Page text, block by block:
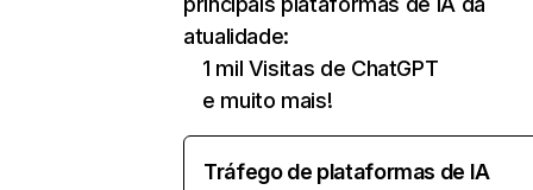
atualidade:
1 mil Visitas de ChatGPT
e muito mais!
Tráfego de plataformas de IA